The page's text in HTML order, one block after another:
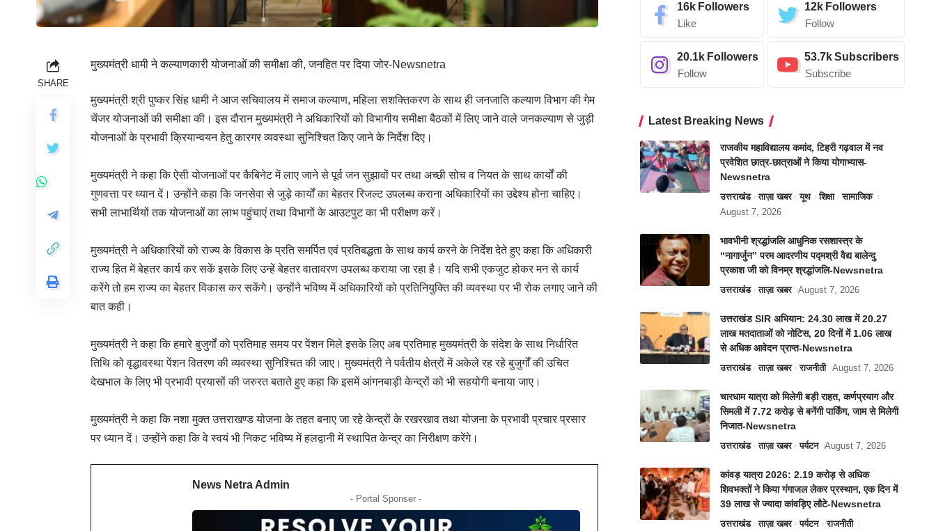
SHARE
मुख्यमंत्री धामी ने कल्याणकारी योजनाओं की समीक्षा की, जनहित पर दिया जोर-Newsnetra
मुख्यमंत्री श्री पुष्कर सिंह धामी ने आज सचिवालय में समाज कल्याण, महिला सशक्तिकरण के साथ ही जनजाति कल्याण विभाग की गेम
चेंजर योजनाओं की समीक्षा की। इस दौरान मुख्यमंत्री ने अधिकारियों को विभागीय समीक्षा बैठकों में लिए जाने वाले जनकल्याण से जुड़ी
योजनाओं के प्रभावी क्रियान्वयन हेतु कारगर व्यवस्था सुनिश्चित किए जाने के निर्देश दिए।
मुख्यमंत्री ने कहा कि ऐसी योजनाओं पर कैबिनेट में लाए जाने से पूर्व जन सुझावों पर तथा अच्छी सोच व नियत के साथ कार्यों की
गुणवत्ता पर ध्यान दें। उन्होंने कहा कि जनसेवा से जुड़े कार्यों का बेहतर रिजल्ट उपलब्ध कराना अधिकारियों का उद्देश्य होना चाहिए।
सभी लाभार्थियों तक योजनाओं का लाभ पहुंचाएं तथा विभागों के आउटपुट का भी परीक्षण करें।
मुख्यमंत्री ने अधिकारियों को राज्य के विकास के प्रति समर्पित एवं प्रतिबद्धता के साथ कार्य करने के निर्देश देते हुए कहा कि अधिकारी
राज्य हित में बेहतर कार्य कर सकें इसके लिए उन्हें बेहतर वातावरण उपलब्ध कराया जा रहा है। यदि सभी एकजुट होकर मन से कार्य
करेंगे तो हम राज्य का बेहतर विकास कर सकेंगे। उन्होंने भविष्य में अधिकारियों को प्रतिनियुक्ति की व्यवस्था पर भी रोक लगाए जाने की
बात कही।
मुख्यमंत्री ने कहा कि हमारे बुजुर्गों को प्रतिमाह समय पर पेंशन मिले इसके लिए अब प्रतिमाह मुख्यमंत्री के संदेश के साथ निर्धारित
तिथि को वृद्धावस्था पेंशन वितरण की व्यवस्था सुनिश्चित की जाए। मुख्यमंत्री ने पर्वतीय क्षेत्रों में अकेले रह रहे बुजुर्गों की उचित
देखभाल के लिए भी प्रभावी प्रयासों की जरुरत बताते हुए कहा कि इसमें आंगनबाड़ी केन्द्रों को भी सहयोगी बनाया जाए।
मुख्यमंत्री ने कहा कि नशा मुक्त उत्तराखण्ड योजना के तहत बनाए जा रहे केन्द्रों के रखरखाव तथा योजना के प्रभावी प्रचार प्रसार
पर ध्यान दें। उन्होंने कहा कि वे स्वयं भी निकट भविष्य में हलद्वानी में स्थापित केन्द्र का निरीक्षण करेंगे।
News Netra Admin
- Portal Sponser -
16k Followers
Like
12k Followers
Follow
20.1k Followers
Follow
53.7kSubscribers
Subscribe
Latest Breaking News
राजकीय महाविद्यालय कमांद, टिहरी गढ़वाल में नव
प्रवेशित छात्र-छात्राओं ने किया योगाभ्यास-
Newsnetra
उत्तराखंड ताज़ा खबर यूथ शिक्षा
सामाजिक
August 7, 2026
भावभीनी श्रद्धांजलि आधुनिक रसशास्त्र के
“नागार्जुन” परम आदरणीय पद्मश्री वैद्य बालेन्दु
प्रकाश जी को विनम्र श्रद्धांजलि-Newsnetra
उत्तराखंड ताज़ा खबर August 7, 2026
उत्तराखंड SIR अभियान: 24.30 लाख में 20.27
लाख मतदाताओं को नोटिस, 20 दिनों में 1.06 लाख
से अधिक आवेदन प्राप्त-Newsnetra
उत्तराखंड ताज़ा खबर राजनीती August 7, 2026
चारधाम यात्रा को मिलेगी बड़ी राहत, कर्णप्रयाग और
सिमली में 7.72 करोड़ से बनेंगी पार्किंग, जाम से मिलेगी
निजात-Newsnetra
उत्तराखंड ताज़ा खबर पर्यटन August 7, 2026
कांवड़ यात्रा 2026: 2.19 करोड़ से अधिक
शिवभक्तों ने किया गंगाजल लेकर प्रस्थान, एक दिन में
39 लाख से ज्यादा कांवड़िए लौटे-Newsnetra
उत्तराखंड ताज़ा खबर पर्यटन
राजनीती